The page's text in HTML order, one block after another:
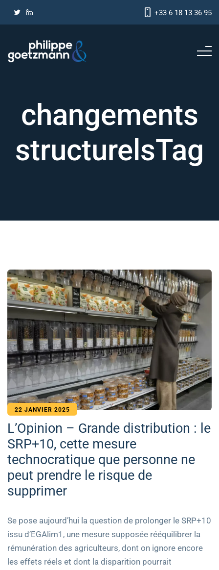
+33 6 18 13 36 95
changements
structurelsTag
22 JANVIER 2025
L’Opinion – Grande distribution : le
SRP+10, cette mesure
technocratique que personne ne
peut prendre le risque de
supprimer
Se pose aujourd’hui la question de prolonger le SRP+10
issu d’EGAlim1, une mesure supposée rééquilibrer la
rémunération des agriculteurs, dont on ignore encore
les effets réels et dont la disparition pourrait